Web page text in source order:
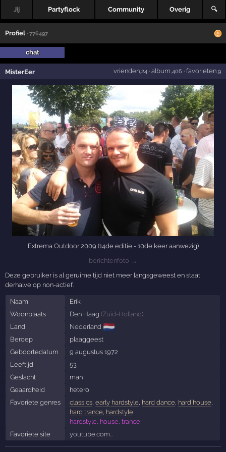
Jij Partyflock Community Overig 🔍
Profiel · 776497
chat
MisterEer vrienden,24· album,406 · favorieten,9
Extrema Outdoor 2009 (14de editie - 10de keer aanwezig)
berichtenfoto →
Deze gebruiker is al geruime tijd niet meer langsgeweest en staat
derhalve op non-actief.
Naam
Erik
Woonplaats
Den Haag (Zuid-Holland)
Land
Nederland 🇳🇱
Beroep
plaaggeest
Geboortedatum
9 augustus 1972
Leeftijd
53
Geslacht
man
Geaardheid
hetero
Favoriete genres
classics, early hardstyle, hard dance, hard house,
hard trance, hardstyle
hardstyle, house, trance
Favoriete site
youtube.com…